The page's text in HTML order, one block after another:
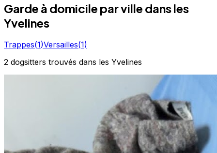
Garde à domicile par ville dans les
Yvelines
Trappes(1)Versailles(1)
2 dogsitters trouvés dans les Yvelines